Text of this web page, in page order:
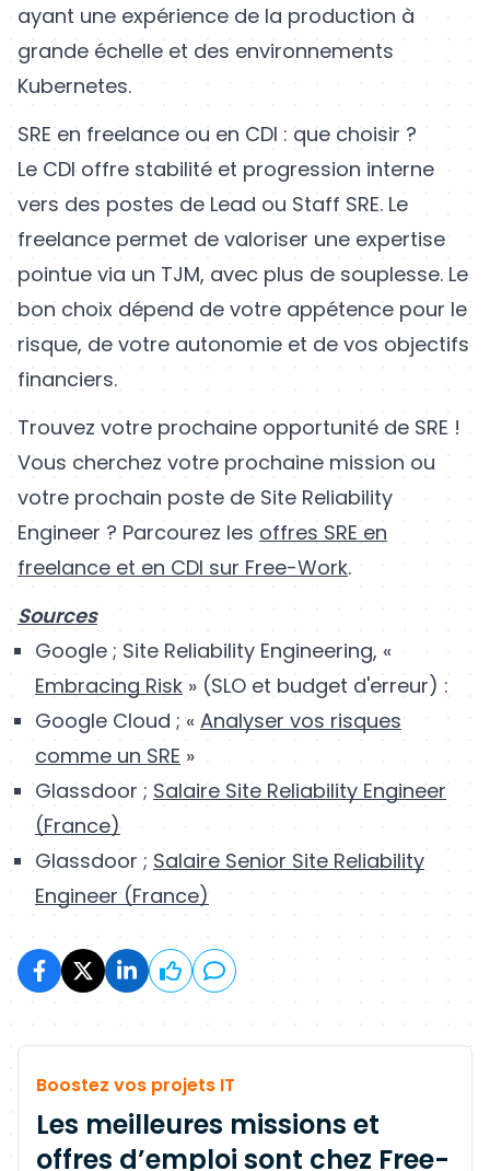
ayant une expérience de la production à
grande échelle et des environnements
Kubernetes.
SRE en freelance ou en CDI : que choisir ?
Le CDI offre stabilité et progression interne
vers des postes de Lead ou Staff SRE. Le
freelance permet de valoriser une expertise
pointue via un TJM, avec plus de souplesse. Le
bon choix dépend de votre appétence pour le
risque, de votre autonomie et de vos objectifs
financiers.
Trouvez votre prochaine opportunité de SRE !
Vous cherchez votre prochaine mission ou
votre prochain poste de Site Reliability
Engineer ? Parcourez les offres SRE en
freelance et en CDI sur Free-Work.
Sources
Google ; Site Reliability Engineering, «
Embracing Risk » (SLO et budget d'erreur) :
Google Cloud ; « Analyser vos risques
comme un SRE »
Glassdoor ; Salaire Site Reliability Engineer
(France)
Glassdoor ; Salaire Senior Site Reliability
Engineer (France)
Boostez vos projets IT
Les meilleures missions et
offres d’emploi sont chez Free-